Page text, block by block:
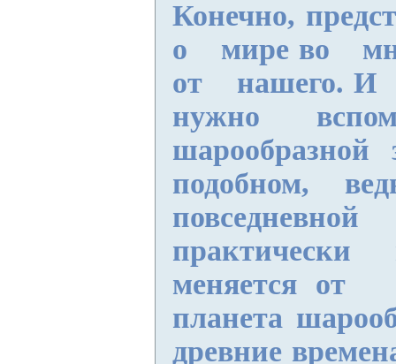
Конечно,
о мире во
от нашего. И
нужно
подобном,
меняется от
планета
древние